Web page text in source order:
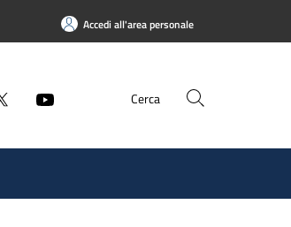
Accedi all'area personale
Cerca